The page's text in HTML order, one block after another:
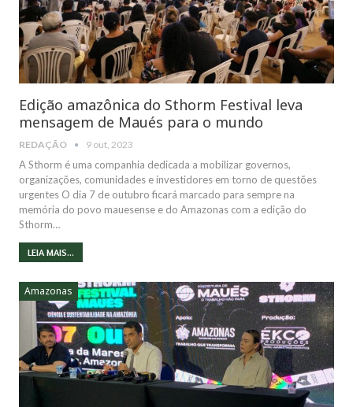
Edição amazônica do Sthorm Festival leva
mensagem de Maués para o mundo
REDAÇÃO 9 out, 2023
A Sthorm é uma companhia dedicada a mobilizar governos,
organizações, comunidades e investidores em torno de questões
urgentes O dia 7 de outubro ficará marcado para sempre na
memória do povo mauesense e do Amazonas com a edição do
Sthorm…
LEIA MAIS...
Amazonas